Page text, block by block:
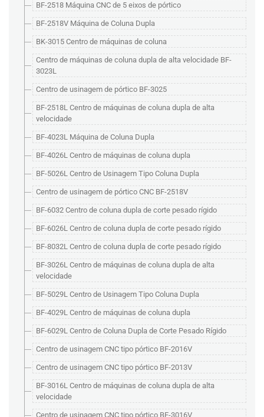
BF-2518 Máquina CNC de 5 eixos de pórtico
BF-2518V Máquina de Coluna Dupla
BK-3015 Centro de máquinas de coluna
Centro de máquinas de coluna dupla de alta velocidade BF-
3023L
Centro de usinagem de pórtico BF-3025
BF-2518L Centro de máquinas de coluna dupla de alta
velocidade
BF-4023L Máquina de Coluna Dupla
BF-4026L Centro de máquinas de coluna dupla
BF-5026L Centro de Usinagem Tipo Coluna Dupla
Centro de usinagem de pórtico CNC BF-2518V
BF-6032 Centro de coluna dupla de corte pesado rígido
BF-6026L Centro de coluna dupla de corte pesado rígido
BF-8032L Centro de coluna dupla de corte pesado rígido
BF-3026L Centro de máquinas de coluna dupla de alta
velocidade
BF-5029L Centro de Usinagem Tipo Coluna Dupla
BF-4029L Centro de máquinas de coluna dupla
BF-6029L Centro de Coluna Dupla de Corte Pesado Rígido
Centro de usinagem CNC tipo pórtico BF-2016V
Centro de usinagem CNC tipo pórtico BF-2013V
BF-3016L Centro de máquinas de coluna dupla de alta
velocidade
Centro de usinagem CNC tipo pórtico BF-3016V